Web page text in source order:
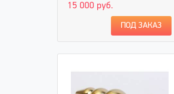
15 000 руб.
ПОД ЗАКАЗ